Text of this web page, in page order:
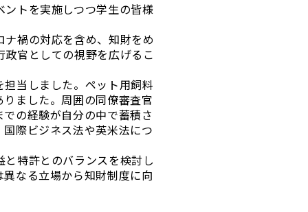
トを実施しつつ学生の皆様
禍の対応を含め、知財をめ
官としての視野を広げるこ
当しました。ペット用飼料
ました。周囲の同僚審査官
の経験が自分の中で蓄積さ
際ビジネス法や英米法につ
特許とのバランスを検討し
なる立場から知財制度に向